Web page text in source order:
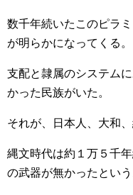
数千年続いたこのピラ
が明らかになってくる。
支配と隷属のシステム
かった民族がいた。
それが、日本人、大和、
縄文時代は約１万５千
の武器が無かったという